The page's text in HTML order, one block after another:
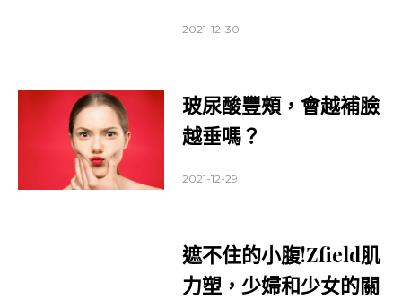
2021-12-30
玻尿酸豐頰，會越補臉
越垂嗎？
2021-12-29
遮不住的小腹!Zfield肌
力塑，少婦和少女的關